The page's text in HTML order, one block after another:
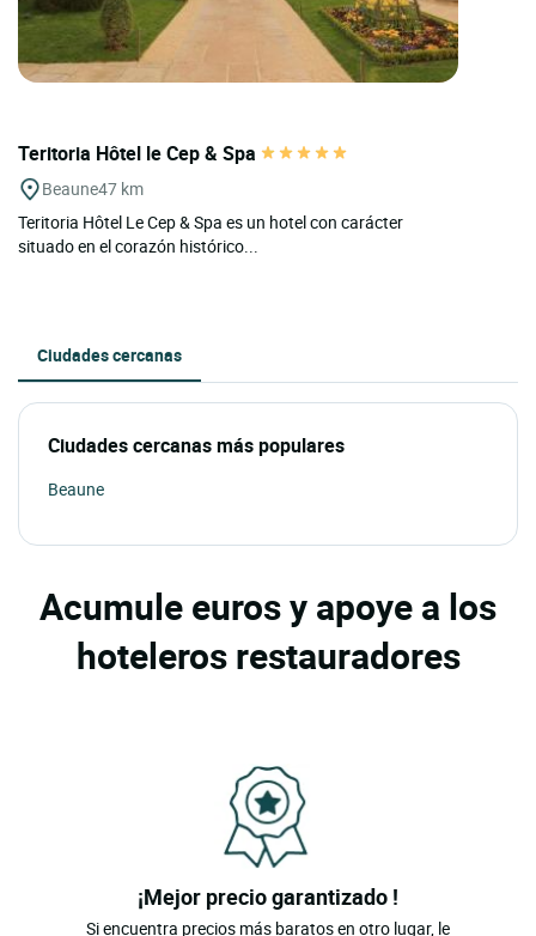
Teritoria Hôtel le Cep & Spa
Beaune47 km
Teritoria Hôtel Le Cep & Spa es un hotel con carácter
situado en el corazón histórico...
Ciudades cercanas
Ciudades cercanas más populares
Beaune
Acumule euros y apoye a los
hoteleros restauradores
¡Mejor precio garantizado !
Si encuentra precios más baratos en otro lugar, le